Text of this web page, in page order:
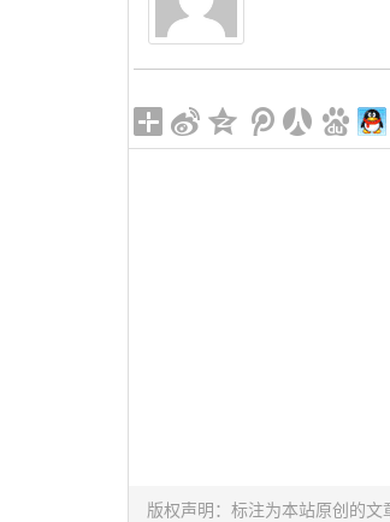
版权声明：标注为本站原创的文